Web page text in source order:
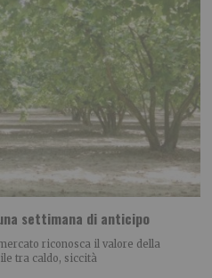
settimana di anticipo
riconosca il valore della
tra caldo, siccità